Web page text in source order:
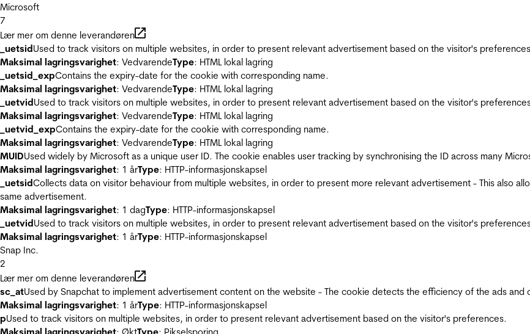
Microsoft
7
Lær mer om denne leverandøren
_uetsidUsed to track visitors on multiple websites, in order to present relevant advertisement based on the visitor's
Maksimal lagringsvarighet: VedvarendeType: HTML lokal lagring
_uetsid_expContains the expiry-date for the cookie with corresponding name.
Maksimal lagringsvarighet: VedvarendeType: HTML lokal lagring
_uetvidUsed to track visitors on multiple websites, in order to present relevant advertisement based on the visitor's
Maksimal lagringsvarighet: VedvarendeType: HTML lokal lagring
_uetvid_expContains the expiry-date for the cookie with corresponding name.
Maksimal lagringsvarighet: VedvarendeType: HTML lokal lagring
MUIDUsed widely by Microsoft as a unique user ID. The cookie enables user tracking by synchronising the ID across many
Maksimal lagringsvarighet: 1 årType: HTTP-informasjonskapsel
_uetsidCollects data on visitor behaviour from multiple websites, in order to present more relevant advertisement - This also
same advertisement.
Maksimal lagringsvarighet: 1 dagType: HTTP-informasjonskapsel
_uetvidUsed to track visitors on multiple websites, in order to present relevant advertisement based on the visitor's
Maksimal lagringsvarighet: 1 årType: HTTP-informasjonskapsel
Snap Inc.
2
Lær mer om denne leverandøren
sc_atUsed by Snapchat to implement advertisement content on the website - The cookie detects the efficiency of the ads
Maksimal lagringsvarighet: 1 årType: HTTP-informasjonskapsel
pUsed to track visitors on multiple websites, in order to present relevant advertisement based on the visitor's preferences.